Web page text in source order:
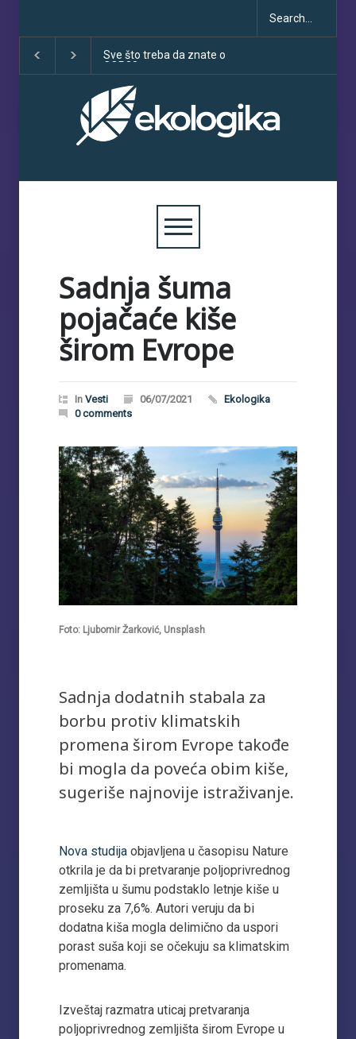
Sve što treba da znate o
COP30
Sadnja šuma
pojačaće kiše
širom Evrope
In Vesti 06/07/2021
Ekologika
0 comments
Foto: Ljubomir Žarković, Unsplash
Sadnja dodatnih stabala za
borbu protiv klimatskih
promena širom Evrope takođe
bi mogla da poveća obim kiše,
sugeriše najnovije istraživanje.
Nova studija objavljena u časopisu Nature
otkrila je da bi pretvaranje poljoprivrednog
zemljišta u šumu podstaklo letnje kiše u
proseku za 7,6%. Autori veruju da bi
dodatna kiša mogla delimično da uspori
porast suša koji se očekuju sa klimatskim
promenama.
Izveštaj razmatra uticaj pretvaranja
poljoprivrednog zemljišta širom Evrope u